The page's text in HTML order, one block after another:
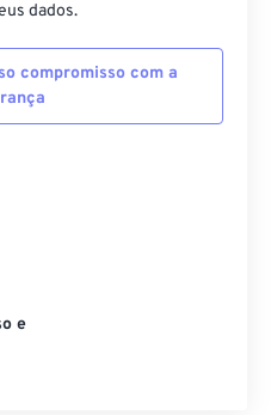
dados.
compromisso com a
e